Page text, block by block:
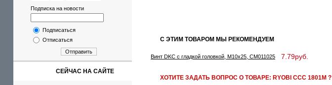
Подписка на новости
Подписаться
Отписаться
Отправить
СЕЙЧАС НА САЙТЕ
С ЭТИМ ТОВАРОМ МЫ РЕКОМЕНДУЕМ
Винт DKC с гладкой головкой, М10х25, CM011025 7.79руб.
ХОТИТЕ ЗАДАТЬ ВОПРОС О ТОВАРЕ: RYOBI CCC 1801M ?